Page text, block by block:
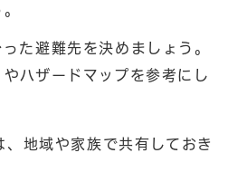
た避難先を決めましょう。
ハザードマップを参考にし
、地域や家族で共有しておき